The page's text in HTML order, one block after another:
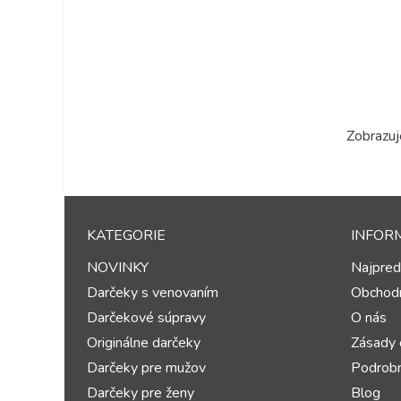
KATEGORIE
NOVINKY
Darčeky s venovaním
Darčekové súpravy
Originálne darčeky
Darčeky pre mužov
Darčeky pre ženy
O nás
Zásady
Blog